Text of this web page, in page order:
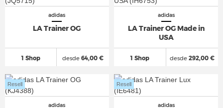
adidas
LA Trainer OG
1 Shop desde64,00 €
adidas
LA Trainer OG Made in
USA
1 Shop desde292,00 €
adidas
Resell
adidas
Resell